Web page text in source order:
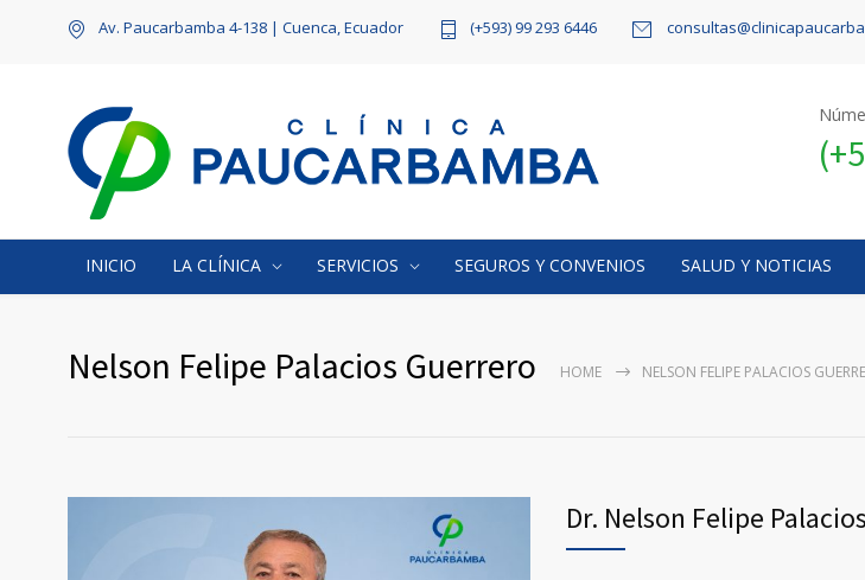
Av. Paucarbamba 4-138 | Cuenca, Ecuador (+593) 99 293 6446
INICIO LA CLÍNICA SERVICIOS SEGUROS Y CONVENIOS SALUD Y NOTICIAS
Nelson Felipe Palacios Guerrero HOME NELSON FELIPE PALACIOS
Dr. Nelson Felipe